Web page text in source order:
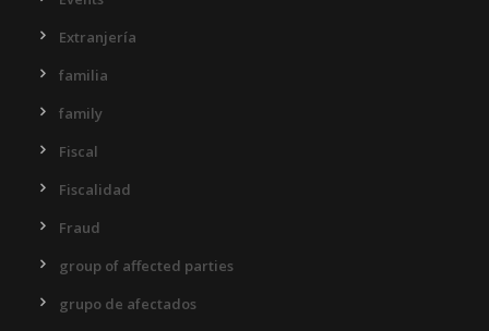
Extranjería
familia
family
Fiscal
Fiscalidad
Fraud
group of affected parties
grupo de afectados